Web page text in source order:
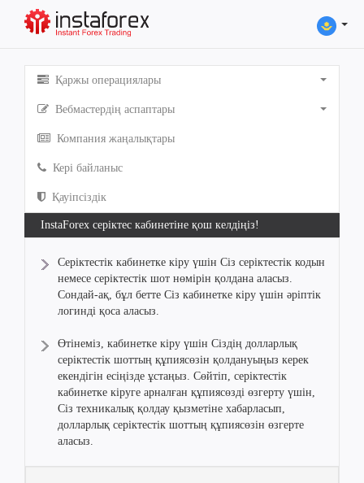
Қаржы операциялары
Вебмастердің аспаптары
Компания жаңалықтары
Кері байланыс
Қауіпсіздік
InstaForex серіктес кабинетіне қош келдіңіз!
Серіктестік кабинетке кіру үшін Сіз серіктестік кодын
немесе серіктестік шот нөмірін қолдана аласыз.
Сондай-ақ, бұл бетте Сіз кабинетке кіру үшін әріптік
логинді қоса аласыз.
Өтінеміз, кабинетке кіру үшін Сіздің долларлық
серіктестік шоттың құпиясөзін қолдануыңыз керек
екендігін есіңізде ұстаңыз. Сөйтіп, серіктестік
кабинетке кіруге арналған құпиясөзді өзгерту үшін,
Сіз техникалық қолдау қызметіне хабарласып,
долларлық серіктестік шоттың құпиясөзін өзгерте
аласыз.